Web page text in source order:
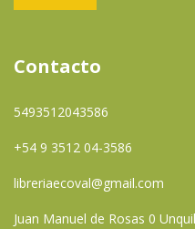
Contacto
5493512043586
+54 9 3512 04-3586
libreriaecoval@gmail.com
Juan Manuel de Rosas 0